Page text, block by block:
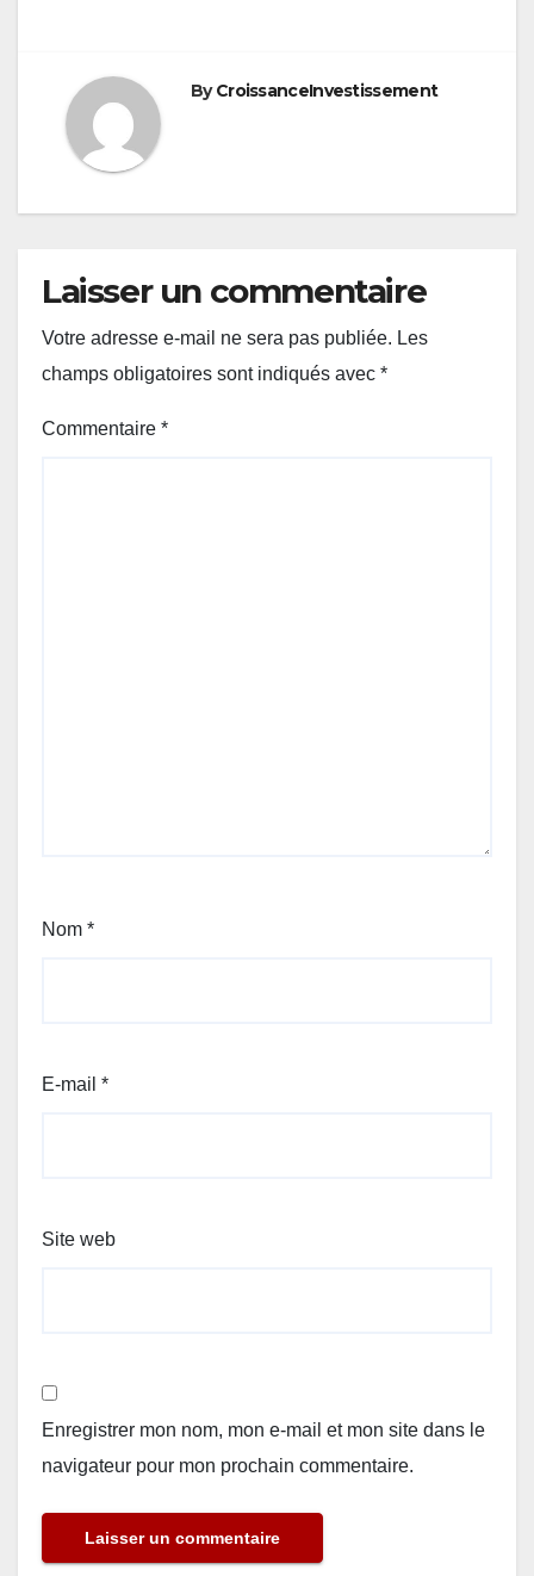
ByCroissanceInvestissement
Laisser un commentaire
Votre adresse e-mail ne sera pas publiée. Les
champs obligatoires sont indiqués avec *
Commentaire *
Nom *
E-mail *
Site web
Enregistrer mon nom, mon e-mail et mon site dans le
navigateur pour mon prochain commentaire.